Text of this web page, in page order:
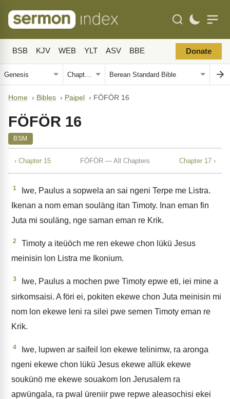
BSB KJV WEB YLT ASV BBE Donate
Home › Bibles › Paipel › FÖFÖR 16
FÖFÖR 16
BSM
‹ Chapter 15 FÖFÖR — All Chapters Chapter 17 ›
1
Iwe, Paulus a sopwela an sai ngeni Terpe me Listra.
Ikenan a nom eman souläng itan Timoty. Inan eman fin
Juta mi souläng, nge saman eman re Krik.
2
Timoty a iteüöch me ren ekewe chon lükü Jesus
meinisin lon Listra me Ikonium.
3
Iwe, Paulus a mochen pwe Timoty epwe eti, iei mine a
sirkomsaisi. A föri ei, pokiten ekewe chon Juta meinisin mi
nom lon ekewe leni ra silei pwe semen Timoty eman re
Krik.
4
Iwe, lupwen ar saifeil lon ekewe telinimw, ra aronga
ngeni ekewe chon lükü Jesus ekewe allük ekewe
soukünö me ekewe souakom lon Jerusalem ra
apwüngala, ra pwal üreniir pwe repwe aleasochisi ekei